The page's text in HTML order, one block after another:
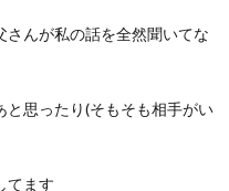
んが私の話を全然聞いてな
思ったり(そもそも相手がい
てます